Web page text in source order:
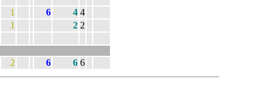
1 6 4 4
1 2 2
2 6 6 6